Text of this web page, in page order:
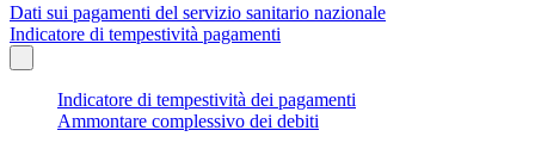
Dati sui pagamenti del servizio sanitario nazionale
Indicatore di tempestività pagamenti
Indicatore di tempestività dei pagamenti
Ammontare complessivo dei debiti